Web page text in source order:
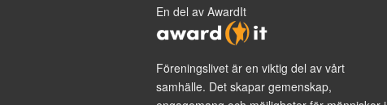
En del av AwardIt
Föreningslivet är en viktig del av vårt
samhälle. Det skapar gemenskap,